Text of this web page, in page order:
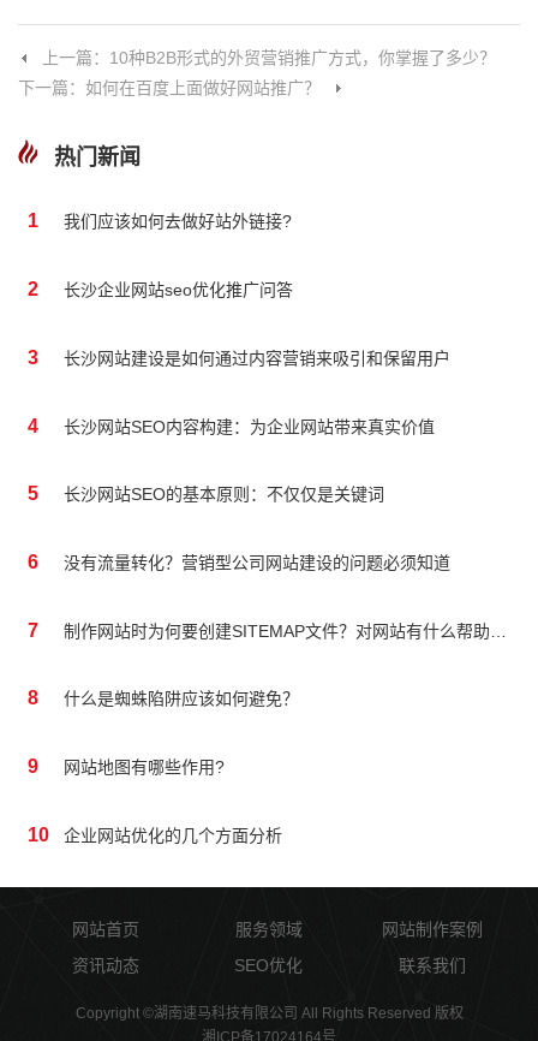
上一篇：10种B2B形式的外贸营销推广方式，你掌握了多少？
下一篇：如何在百度上面做好网站推广？
热门新闻
1 我们应该如何去做好站外链接?
2 长沙企业网站seo优化推广问答
3 长沙网站建设是如何通过内容营销来吸引和保留用户
4 长沙网站SEO内容构建：为企业网站带来真实价值
5 长沙网站SEO的基本原则：不仅仅是关键词
6 没有流量转化？营销型公司网站建设的问题必须知道
7
8 什么是蜘蛛陷阱应该如何避免？
9 网站地图有哪些作用?
10 企业网站优化的几个方面分析
网站首页 服务领域
网站制作案例
资讯动态
SEO优化 联系我们
Copyright ©湖南速马科技有限公司 All Rights Reserved 版权
湘ICP备17024164号